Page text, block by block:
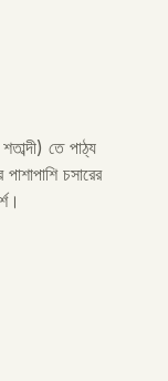
তে পাঠ্য
চসারের